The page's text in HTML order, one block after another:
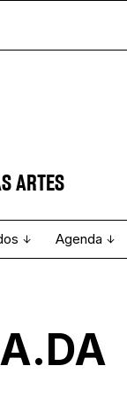
ARTES
Agenda